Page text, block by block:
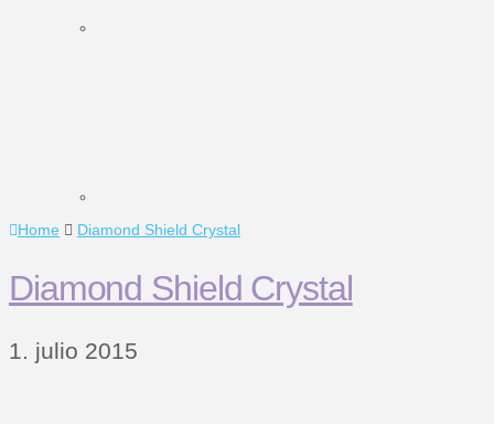
Home Diamond Shield Crystal
Diamond Shield Crystal
1. julio 2015